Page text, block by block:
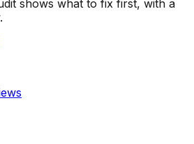
shows what to fix first, with a